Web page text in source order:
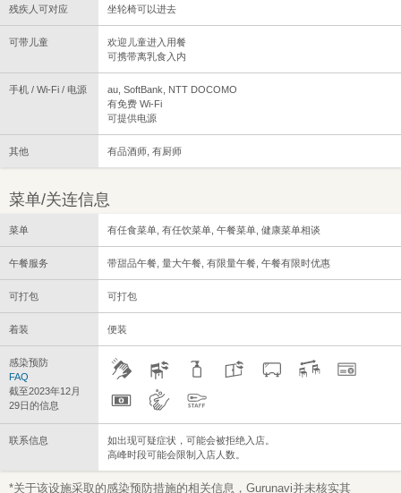
残疾人可对应 坐轮椅可以进去
可带儿童
欢迎儿童进入用餐
可携带离乳食入内
手机 / Wi-Fi / 电源
au, SoftBank, NTT DOCOMO
有免费 Wi-Fi
可提供电源
其他 有品酒师, 有厨师
菜单/关连信息
菜单 有任食菜单, 有任饮菜单, 午餐菜单, 健康菜单相谈
午餐服务 带甜品午餐, 量大午餐, 有限量午餐, 午餐有限时优惠
可打包 可打包
着装 便装
感染预防
FAQ
截至2023年12月
29日的信息
联系信息
如出现可疑症状，可能会被拒绝入店。
高峰时段可能会限制入店人数。
*关于该设施采取的感染预防措施的相关信息，Gurunavi并未核实其